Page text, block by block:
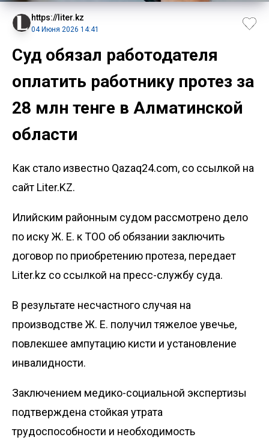
https://liter.kz
04 Июня 2026 14:41
Суд обязал работодателя
оплатить работнику протез за
28 млн тенге в Алматинской
области
Как стало известно Qazaq24.com, со ссылкой на
сайт Liter.KZ.
Илийским районным судом рассмотрено дело
по иску Ж. Е. к ТОО об обязании заключить
договор по приобретению протеза, передает
Liter.kz со ссылкой на пресс-службу суда.
В результате несчастного случая на
производстве Ж. Е. получил тяжелое увечье,
повлекшее ампутацию кисти и установление
инвалидности.
Заключением медико-социальной экспертизы
подтверждена стойкая утрата
трудоспособности и необходимость